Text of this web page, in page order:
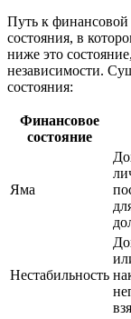
Путь к финансовой
состояния, в
ниже это
независимости.
состояния:
Финансовое
состояние
Яма
Нестабильность